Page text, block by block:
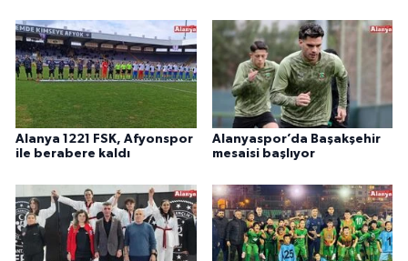
Alanya 1221 FSK, Afyonspor
ile berabere kaldı
Alanyaspor’da Başakşehir
mesaisi başlıyor